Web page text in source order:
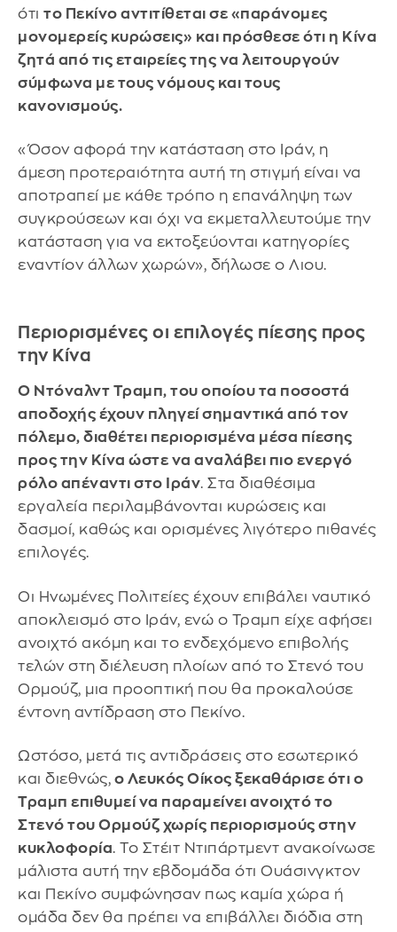
ότι το Πεκίνο αντιτίθεται σε «παράνομες
μονομερείς κυρώσεις» και πρόσθεσε ότι η Κίνα
ζητά από τις εταιρείες της να λειτουργούν
σύμφωνα με τους νόμους και τους
κανονισμούς.
«Όσον αφορά την κατάσταση στο Ιράν, η
άμεση προτεραιότητα αυτή τη στιγμή είναι να
αποτραπεί με κάθε τρόπο η επανάληψη των
συγκρούσεων και όχι να εκμεταλλευτούμε την
κατάσταση για να εκτοξεύονται κατηγορίες
εναντίον άλλων χωρών», δήλωσε ο Λιου.
Περιορισμένες οι επιλογές πίεσης προς
την Κίνα
Ο Ντόναλντ Τραμπ, του οποίου τα ποσοστά
αποδοχής έχουν πληγεί σημαντικά από τον
πόλεμο, διαθέτει περιορισμένα μέσα πίεσης
προς την Κίνα ώστε να αναλάβει πιο ενεργό
ρόλο απέναντι στο Ιράν. Στα διαθέσιμα
εργαλεία περιλαμβάνονται κυρώσεις και
δασμοί, καθώς και ορισμένες λιγότερο πιθανές
επιλογές.
Οι Ηνωμένες Πολιτείες έχουν επιβάλει ναυτικό
αποκλεισμό στο Ιράν, ενώ ο Τραμπ είχε αφήσει
ανοιχτό ακόμη και το ενδεχόμενο επιβολής
τελών στη διέλευση πλοίων από το Στενό του
Ορμούζ, μια προοπτική που θα προκαλούσε
έντονη αντίδραση στο Πεκίνο.
Ωστόσο, μετά τις αντιδράσεις στο εσωτερικό
και διεθνώς, ο Λευκός Οίκος ξεκαθάρισε ότι ο
Τραμπ επιθυμεί να παραμείνει ανοιχτό το
Στενό του Ορμούζ χωρίς περιορισμούς στην
κυκλοφορία. Το Στέιτ Ντιπάρτμεντ ανακοίνωσε
μάλιστα αυτή την εβδομάδα ότι Ουάσινγκτον
και Πεκίνο συμφώνησαν πως καμία χώρα ή
ομάδα δεν θα πρέπει να επιβάλλει διόδια στη